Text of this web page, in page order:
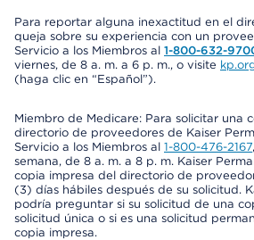
Para reportar alguna inexactitud en el
queja sobre su experiencia con un
Servicio a los Miembros al 1-800-632-
viernes, de 8 a. m. a 6 p. m., o visite
(haga clic en “Español”).
Miembro de Medicare: Para solicitar una
directorio de proveedores de Kaiser
Servicio a los Miembros al 1-800-476-2167
semana, de 8 a. m. a 8 p. m. Kaiser
copia impresa del directorio de
(3) días hábiles después de su solicitud.
podría preguntar si su solicitud de una
solicitud única o si es una solicitud
copia impresa.